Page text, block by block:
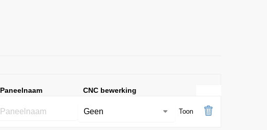
Paneelnaam CNC bewerking
Toon